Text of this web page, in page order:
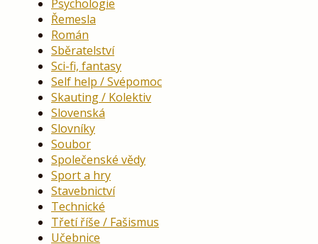
Psychologie
Řemesla
Román
Sběratelství
Sci-fi, fantasy
Self help / Svépomoc
Skauting / Kolektiv
Slovenská
Slovníky
Soubor
Společenské vědy
Sport a hry
Stavebnictví
Technické
Třetí říše / Fašismus
Učebnice